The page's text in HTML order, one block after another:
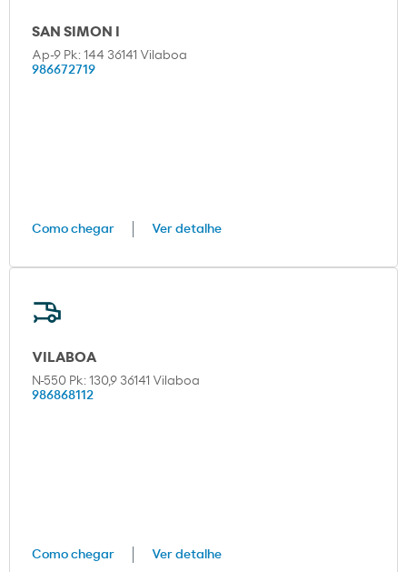
SAN SIMON I
Ap-9 Pk: 144 36141 Vilaboa
986672719
Como chegar Ver detalhe
VILABOA
N-550 Pk: 130,9 36141 Vilaboa
986868112
Como chegar Ver detalhe